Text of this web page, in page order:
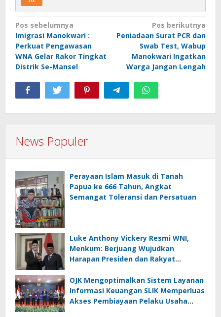
Navigasi
pos
Pos sebelumnya
Imigrasi Manokwari :
Perkuat Pengawasan
WNA Gelar Rakor Tingkat
Distrik Se-Mansel
Pos berikutnya
Peniadaan Surat PCR dan
Swab Test, Wabup
Manokwari Ingatkan
Warga Jangan Lengah
News Populer
Perayaan Islam Masuk di Tanah
Papua ke 666 Tahun, Angkat
Semangat Toleransi dan Persatuan
Luke Anthony Vickery Resmi WNI,
Menkum: Berjuang Wujudkan
Harapan Presiden dan Rakyat
OJK Mengoptimalkan Sistem Layanan
Informasi Keuangan SLIK Memperluas
Akses Pembiayaan Pelaku Usaha